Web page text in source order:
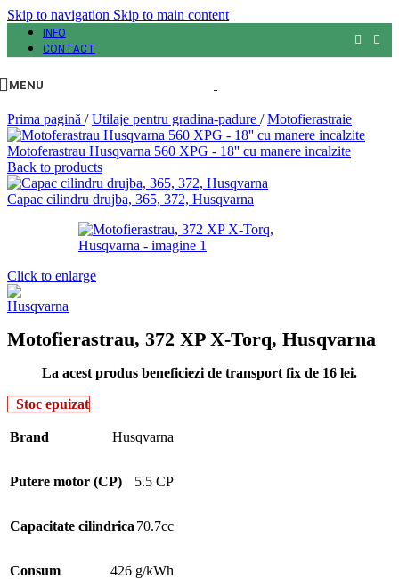
Skip to navigation Skip to main content
INFO
CONTACT
MENU
Prima pagină / Utilaje pentru gradina-padure / Motofierastraie
Motoferastrau Husqvarna 560 XPG - 18'' cu manere incalzite
Back to products
Capac cilindru drujba, 365, 372, Husqvarna
Click to enlarge
Motofierastrau, 372 XP X-Torq, Husqvarna
La acest produs beneficiezi de transport fix de 16 lei.
Stoc epuizat
Brand Husqvarna
Putere motor (CP) 5.5 CP
Capacitate cilindrica 70.7cc
Consum
426 g/kWh